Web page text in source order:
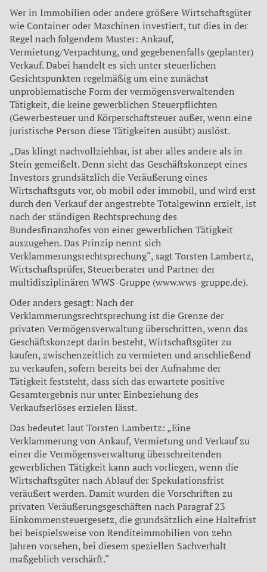
Wer in Immobilien oder andere größere Wirtschaftsgüter
wie Container oder Maschinen investiert, tut dies in der
Regel nach folgendem Muster: Ankauf,
Vermietung/Verpachtung, und gegebenenfalls (geplanter)
Verkauf. Dabei handelt es sich unter steuerlichen
Gesichtspunkten regelmäßig um eine zunächst
unproblematische Form der vermögensverwaltenden
Tätigkeit, die keine gewerblichen Steuerpflichten
(Gewerbesteuer und Körperschaftsteuer außer, wenn eine
juristische Person diese Tätigkeiten ausübt) auslöst.
„Das klingt nachvollziehbar, ist aber alles andere als in
Stein gemeißelt. Denn sieht das Geschäftskonzept eines
Investors grundsätzlich die Veräußerung eines
Wirtschaftsguts vor, ob mobil oder immobil, und wird erst
durch den Verkauf der angestrebte Totalgewinn erzielt, ist
nach der ständigen Rechtsprechung des
Bundesfinanzhofes von einer gewerblichen Tätigkeit
auszugehen. Das Prinzip nennt sich
Verklammerungsrechtsprechung“, sagt Torsten Lambertz,
Wirtschaftsprüfer, Steuerberater und Partner der
multidisziplinären WWS-Gruppe (www.wws-gruppe.de).
Oder anders gesagt: Nach der
Verklammerungsrechtsprechung ist die Grenze der
privaten Vermögensverwaltung überschritten, wenn das
Geschäftskonzept darin besteht, Wirtschaftsgüter zu
kaufen, zwischenzeitlich zu vermieten und anschließend
zu verkaufen, sofern bereits bei der Aufnahme der
Tätigkeit feststeht, dass sich das erwartete positive
Gesamtergebnis nur unter Einbeziehung des
Verkaufserlöses erzielen lässt.
Das bedeutet laut Torsten Lambertz: „Eine
Verklammerung von Ankauf, Vermietung und Verkauf zu
einer die Vermögensverwaltung überschreitenden
gewerblichen Tätigkeit kann auch vorliegen, wenn die
Wirtschaftsgüter nach Ablauf der Spekulationsfrist
veräußert werden. Damit wurden die Vorschriften zu
privaten Veräußerungsgeschäften nach Paragraf 23
Einkommensteuergesetz, die grundsätzlich eine Haltefrist
bei beispielsweise von Renditeimmobilien von zehn
Jahren vorsehen, bei diesem speziellen Sachverhalt
maßgeblich verschärft.“